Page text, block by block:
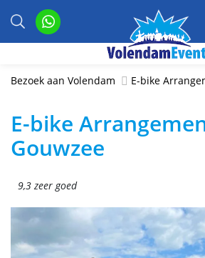
Bezoek aan Volendam E-bike
E-bike
Gouwzee
9,3 zeer goed